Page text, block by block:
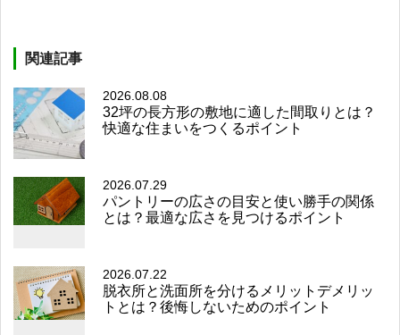
関連記事
2026.08.08
32坪の長方形の敷地に適した間取りとは？
快適な住まいをつくるポイント
2026.07.29
パントリーの広さの目安と使い勝手の関係
とは？最適な広さを見つけるポイント
2026.07.22
脱衣所と洗面所を分けるメリットデメリッ
トとは？後悔しないためのポイント